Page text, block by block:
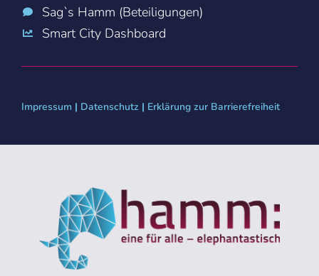
Sag`s Hamm (Beteiligungen)
Smart City Dashboard
Impressum | Datenschutz | Erklärung zur Barrierefreiheit